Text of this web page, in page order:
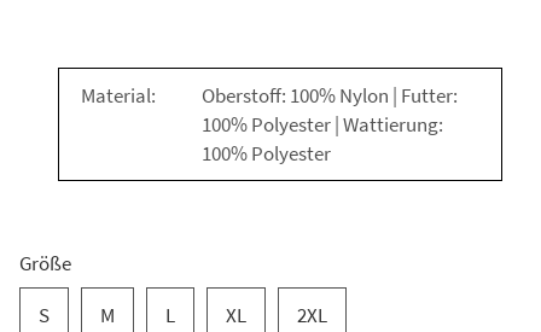
Material:
Oberstoff: 100% Nylon | Futter:
100% Polyester | Wattierung:
100% Polyester
Größe
S
M L XL 2XL